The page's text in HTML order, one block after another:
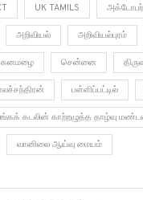
UK TAMILS அக்டோபர்
அறிவியல் அறிவியல்புரம்
கனமழை சென்னை
பள்ளிப்பட்டில்
கடலின் காற்றழுத்த தாழ்வு
வானிலை ஆய்வு மையம்